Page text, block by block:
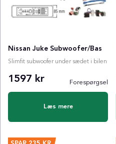
Nissan Juke Subwoofer/Bas
Slimfit subwoofer under sædet i bilen
1597 kr Forespørgsel
Læs mere